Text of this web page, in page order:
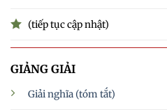
(tiếp tục cập nhật)
GIẢNG GIẢI
Giải nghĩa (tóm tắt)